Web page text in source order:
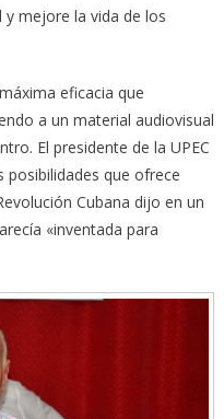
mejore la vida de los
eficacia que
a un material audiovisual
El presidente de la UPEC
posibilidades que ofrece
Cubana dijo en un
«inventada para